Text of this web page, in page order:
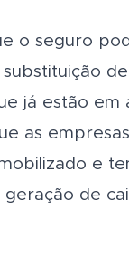
o seguro
já estão em
as
e
de